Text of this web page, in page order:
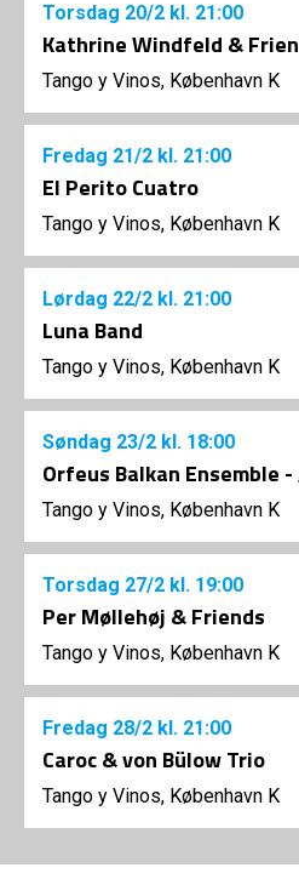
Torsdag 20/2 kl. 21:00
Kathrine Windfeld &
Tango y Vinos, København K
Fredag 21/2 kl. 21:00
El Perito Cuatro
Tango y Vinos, København K
Lørdag 22/2 kl. 21:00
Luna Band
Tango y Vinos, København K
Søndag 23/2 kl. 18:00
Orfeus Balkan Ensemble
Tango y Vinos, København K
Torsdag 27/2 kl. 19:00
Per Møllehøj & Friends
Tango y Vinos, København K
Fredag 28/2 kl. 21:00
Caroc & von Bülow Trio
Tango y Vinos, København K